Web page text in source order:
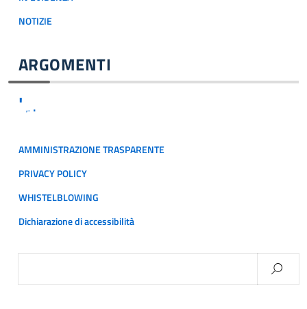
NOTIZIE
ARGOMENTI
' ,. .
AMMINISTRAZIONE TRASPARENTE
PRIVACY POLICY
WHISTELBLOWING
Dichiarazione di accessibilità